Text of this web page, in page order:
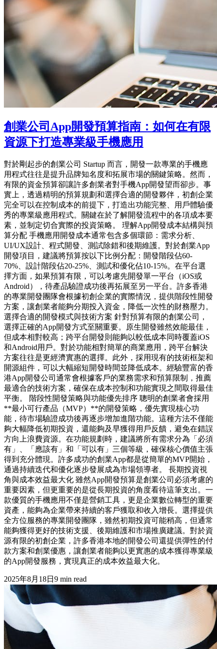
創業公司App開發預算指南：如何在有限
資源下打造專業級手機應用
對於剛起步的創業公司 Startup 而言，開發一款專業的手機應
用程式往往是提升品牌知名度和拓展市場的關鍵策略。然而，
有限的資金預算卻讓許多創業者對手機App開發望而卻步。事
實上，透過精明的預算規劃和選擇合適的開發夥伴，初創企業
完全可以在控制成本的前提下，打造出功能完整、用戶體驗優
秀的專業級應用程式。關鍵在於了解開發流程中的各項成本要
素，並制定切合實際的投資策略。 理解App開發成本結構與預
算分配 手機應用開發成本通常包含多個環節：需求分析、
UI/UX設計、程式開發、測試除錯和後期維護。對於創業App
開發項目，建議將預算按以下比例分配：開發階段佔60-
70%、設計階段佔20-25%、測試和優化佔10-15%。在平台選
擇方面，如果預算有限，可以考慮先開發單一平台（iOS或
Android），待產品驗證成功後再拓展至另一平台。許多香港
的專業開發團隊會根據初創企業的實際情況，提供階段性開發
方案，讓創業者能夠分期投入資金，降低一次性的財務壓力。
選擇合適的開發模式與技術方案 針對預算有限的創業公司，
選擇正確的App開發方式至關重要。原生開發雖然效能最佳，
但成本相對較高；跨平台開發則能夠以較低成本同時覆蓋iOS
和Android用戶。對於功能相對簡單的商業應用，跨平台解決
方案往往是更經濟實惠的選擇。此外，採用現有的技術框架和
開源組件，可以大幅縮短開發時間並降低成本。經驗豐富的香
港App開發公司通常會根據客戶的業務需求和預算限制，推薦
最適合的技術方案，確保在成本控制和功能實現之間取得最佳
平衡。 階段性開發策略與功能優先排序 聰明的創業者會採用
**最小可行產品（MVP）**的開發策略，優先實現核心功
能，待市場驗證成功後再逐步增加進階功能。這種方法不僅能
夠大幅降低初期投資，還能夠及早獲得用戶反饋，避免在錯誤
方向上浪費資源。在功能規劃時，建議將所有需求分為「必須
有」、「應該有」和「可以有」三個等級，確保核心價值主張
得到充分體現。許多成功的創業App都是從簡單的MVP開始，
通過持續迭代和優化逐步發展成為市場領導者。 長期投資視
角與成本效益最大化 雖然App開發預算是創業公司必須考慮的
重要因素，但更重要的是從長期投資的角度看待這筆支出。一
款優質的手機應用不僅是營銷工具，更是企業數位轉型的重要
資產，能夠為企業帶來持續的客戶獲取和收入增長。選擇提供
全方位服務的專業開發團隊，雖然初期投資可能稍高，但通常
能夠獲得更好的技術支援、後期維護和市場推廣建議。對於資
源有限的初創企業，許多香港本地的開發公司還提供彈性的付
款方案和創業優惠，讓創業者能夠以更實惠的成本獲得專業級
的App開發服務，實現真正的成本效益最大化。
2025年8月18日 9 min read